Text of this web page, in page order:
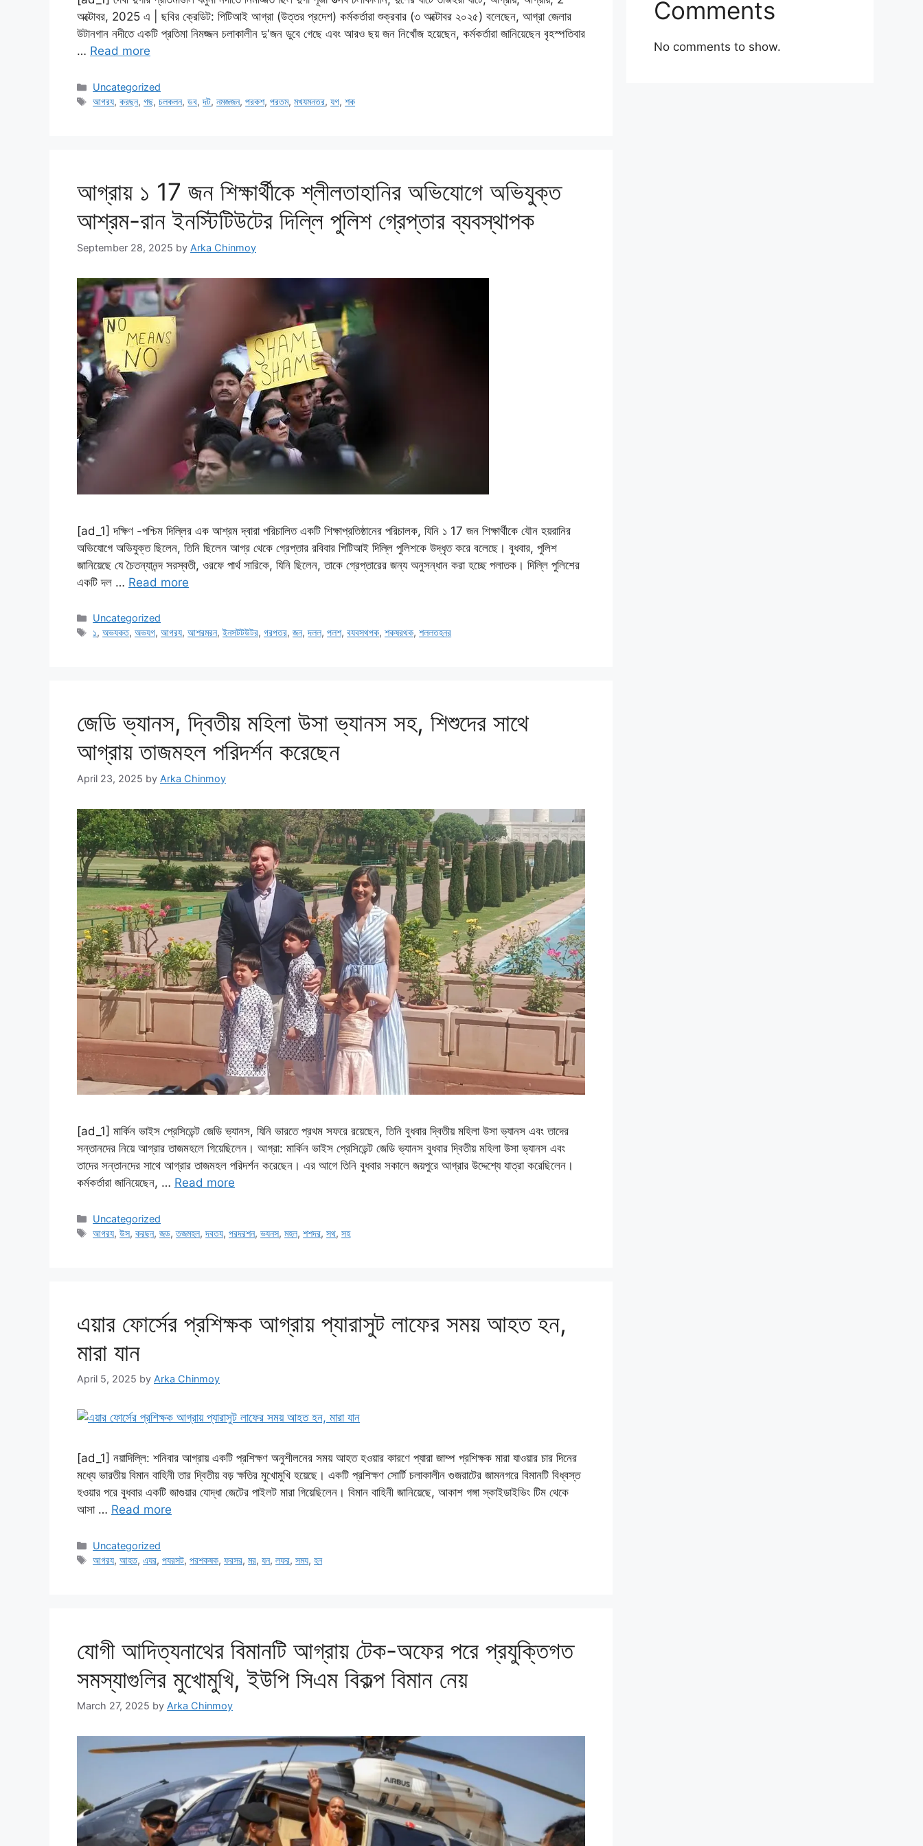
অক্টোবর, 2025 এ | ছবির ক্রেডিট: পিটিআই আগ্রা (উত্তর প্রদেশ) কর্মকর্তারা শুক্রবার (৩ অক্টোবর ২০২৫) বলেছেন, আগ্রা জেলার
উটানগান নদীতে একটি প্রতিমা নিমজ্জন চলাকালীন দু'জন ডুবে গেছে এবং আরও ছয় জন নিখোঁজ হয়েছেন, কর্মকর্তারা জানিয়েছেন বৃহস্পতিবার
… Read more
Categories
Uncategorized
Tags
আগরয,করছন,গছ,চলকলন,ডব,দট,নমজজন,পরকশ,পরতম,মখযমনতর,যগ,শক
আগ্রায় ১ 17 জন শিক্ষার্থীকে শ্লীলতাহানির অভিযোগে অভিযুক্ত
আশ্রম-রান ইনস্টিটিউটের দিল্লি পুলিশ গ্রেপ্তার ব্যবস্থাপক
September 28, 2025 by Arka Chinmoy
[ad_1] দক্ষিণ -পশ্চিম দিল্লির এক আশ্রম দ্বারা পরিচালিত একটি শিক্ষাপ্রতিষ্ঠানের পরিচালক, যিনি ১ 17 জন শিক্ষার্থীকে যৌন হয়রানির
অভিযোগে অভিযুক্ত ছিলেন, তিনি ছিলেন আগ্র থেকে গ্রেপ্তার রবিবার পিটিআই দিল্লি পুলিশকে উদ্ধৃত করে বলেছে। বুধবার, পুলিশ
জানিয়েছে যে চৈতন্যানন্দ সরস্বতী, ওরফে পার্থ সারিকে, যিনি ছিলেন, তাকে গ্রেপ্তারের জন্য অনুসন্ধান করা হচ্ছে পলাতক। দিল্লি পুলিশের
একটি দল … Read more
Categories
Uncategorized
Tags
১,অভযকত,অভযগ,আগরয,আশরমরন,ইনসটটউটর,গরপতর,জন,দলল,পলশ,বযবসথপক,শকষরথক,শললতহনর
জেডি ভ্যানস, দ্বিতীয় মহিলা উসা ভ্যানস সহ, শিশুদের সাথে
আগ্রায় তাজমহল পরিদর্শন করেছেন
April 23, 2025 by Arka Chinmoy
[ad_1] মার্কিন ভাইস প্রেসিডেন্ট জেডি ভ্যানস, যিনি ভারতে প্রথম সফরে রয়েছেন, তিনি বুধবার দ্বিতীয় মহিলা উসা ভ্যানস এবং তাদের
সন্তানদের নিয়ে আগ্রার তাজমহলে গিয়েছিলেন। আগ্রা: মার্কিন ভাইস প্রেসিডেন্ট জেডি ভ্যানস বুধবার দ্বিতীয় মহিলা উসা ভ্যানস এবং
তাদের সন্তানদের সাথে আগ্রার তাজমহল পরিদর্শন করেছেন। এর আগে তিনি বুধবার সকালে জয়পুরে আগ্রার উদ্দেশ্যে যাত্রা করেছিলেন।
কর্মকর্তারা জানিয়েছেন, … Read more
Categories
Uncategorized
Tags
আগরয,উস,করছন,জড,তজমহল,দবতয,পরদরশন,ভযনস,মহল,শশদর,সথ,সহ
এয়ার ফোর্সের প্রশিক্ষক আগ্রায় প্যারাসুট লাফের সময় আহত হন,
মারা যান
April 5, 2025 by Arka Chinmoy
[ad_1] নয়াদিল্লি: শনিবার আগ্রায় একটি প্রশিক্ষণ অনুশীলনের সময় আহত হওয়ার কারণে প্যারা জাম্প প্রশিক্ষক মারা যাওয়ার চার দিনের
মধ্যে ভারতীয় বিমান বাহিনী তার দ্বিতীয় বড় ক্ষতির মুখোমুখি হয়েছে। একটি প্রশিক্ষণ সোর্টি চলাকালীন গুজরাটের জামনগরে বিমানটি বিধ্বস্ত
হওয়ার পরে বুধবার একটি জাগুয়ার যোদ্ধা জেটের পাইলট মারা গিয়েছিলেন। বিমান বাহিনী জানিয়েছে, আকাশ গঙ্গা স্কাইডাইভিং টিম থেকে
আসা … Read more
Categories
Uncategorized
Tags
আগরয,আহত,এযর,পযরসট,পরশকষক,ফরসর,মর,যন,লফর,সময,হন
যোগী আদিত্যনাথের বিমানটি আগ্রায় টেক-অফের পরে প্রযুক্তিগত
সমস্যাগুলির মুখোমুখি, ইউপি সিএম বিকল্প বিমান নেয়
March 27, 2025 by Arka Chinmoy
Comments
No comments to show.